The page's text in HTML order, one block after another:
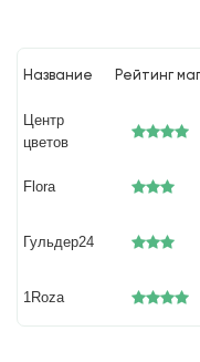
Название Рейтинг
Центр
цветов
Flora
Гульдер24
1Roza